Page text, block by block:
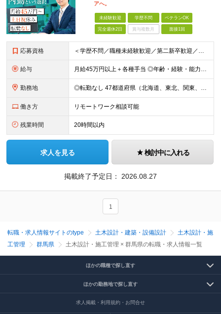
アへ。
未経験歓迎 学歴不問 ベテランOK
完全週休2日 賞与複数月 面接1回
応募資格 ＜学歴不問／職種未経験歓迎／第二新卒歓迎／ブランクOK＞ ■建設業界での実務経験をお持ちの方 └年数・分野・職種はいっさい不問！ ◆設計職が初めての方も歓迎！ ◆施工管理など、現場経験を活かしてキ
給与 月給45万円以上＋各種手当 ◎年齢・経験・能力・適性を考慮して、支給額を決定します。 ◎残業代は1分単位で100％支給。頑張った分はきちんと収入に還元します！ ＼充実の各種手当／ ■交通費全額支給
勤務地 ◎転勤なし 47都道府県（北海道、東北、関東、北陸・甲信越、関西、東海、中国、四国、九州、沖縄）の各プロジェクト先 ◇本人の希望を伴わない転居はなく、転勤もありません。 ◇勤務地はご希望を最大限考
働き方 リモートワーク相談可能
残業時間 20時間以内
求人を見る 検討中に入れる
掲載終了予定日： 2026.08.27
1
転職・求人情報サイトのtype 土木設計・建築・設備設計
土木設計・施
工管理
群馬県 土木設計・施工管理 × 群馬県の転職・求人情報一覧
ほかの職種で探し直す
ほかの勤務地で探し直す
求人掲載・利用規約・お問合せ